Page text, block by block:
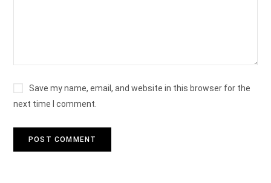
Save my name, email, and website in this browser for the
next time I comment.